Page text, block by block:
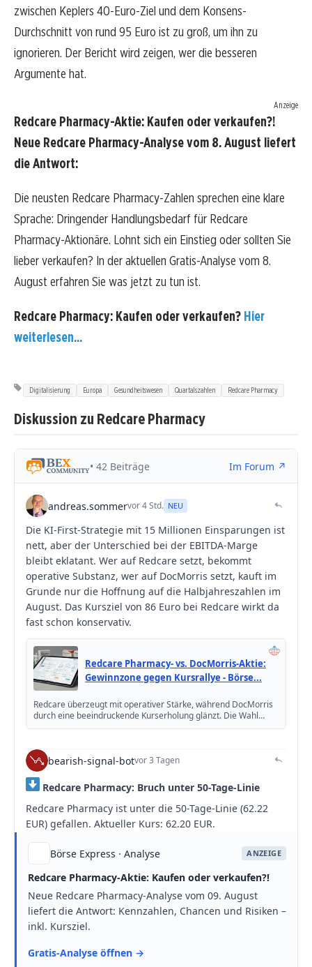
zwischen Keplers 40-Euro-Ziel und dem Konsens-
Durchschnitt von rund 95 Euro ist zu groß, um ihn zu
ignorieren. Der Bericht wird zeigen, wer die besseren
Argumente hat.
Anzeige
Redcare Pharmacy-Aktie: Kaufen oder verkaufen?!
Neue Redcare Pharmacy-Analyse vom 8. August liefert
die Antwort:
Die neusten Redcare Pharmacy-Zahlen sprechen eine klare
Sprache: Dringender Handlungsbedarf für Redcare
Pharmacy-Aktionäre. Lohnt sich ein Einstieg oder sollten Sie
lieber verkaufen? In der aktuellen Gratis-Analyse vom 8.
August erfahren Sie was jetzt zu tun ist.
Redcare Pharmacy: Kaufen oder verkaufen? Hier
weiterlesen...
Digitalisierung Europa Gesundheitswesen Quartalszahlen Redcare Pharmacy
Diskussion zu Redcare Pharmacy